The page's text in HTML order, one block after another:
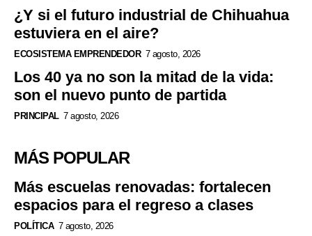
¿Y si el futuro industrial de Chihuahua
estuviera en el aire?
ECOSISTEMA EMPRENDEDOR 7 agosto, 2026
Los 40 ya no son la mitad de la vida:
son el nuevo punto de partida
PRINCIPAL 7 agosto, 2026
MÁS POPULAR
Más escuelas renovadas: fortalecen
espacios para el regreso a clases
POLÍTICA 7 agosto, 2026